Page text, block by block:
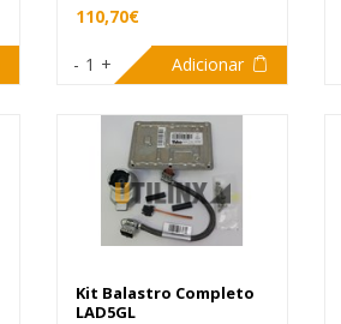
110,70€
- 1 + Adicionar
Kit Balastro Completo
LAD5GL